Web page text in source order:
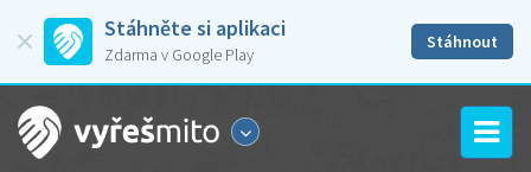
Stáhněte si aplikaci
Zdarma v Google Play
Stáhnout